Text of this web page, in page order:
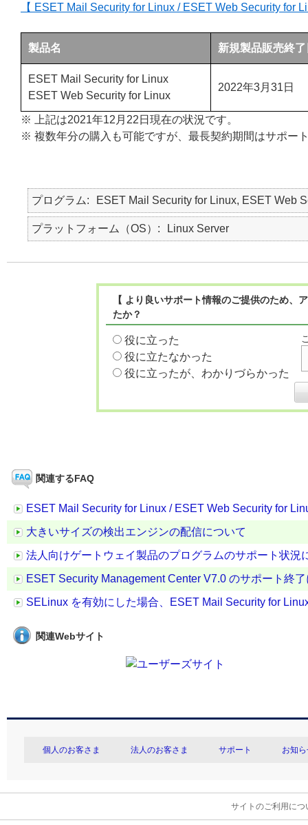
【 ESET Mail Security for Linux / ESET Web Security for
製品名 新規製品販売終了
ESET Mail Security for Linux
ESET Web Security for Linux
2022年3月31日
※ 上記は2021年12月22日現在の状況です。
※ 複数年分の購入も可能ですが、最長契約期間はサポー
プログラム ESET Mail Security for Linux, ESET Web
プラットフォーム（OS） Linux Server
【 より良いサポート情報のご提供のため
たか？
役に立った
役に立たなかった
役に立ったが、わかりづらかった
関連するFAQ
ESET Mail Security for Linux / ESET Web Security for
大きいサイズの検出エンジンの配信について
法人向けゲートウェイ製品のプログラムのサポート状況
ESET Security Management Center V7.0 のサポート終
SELinux を有効にした場合、ESET Mail Security for
関連Webサイト
個人のお客さま 法人のお客さま サポート お知
サイトのご利用につ